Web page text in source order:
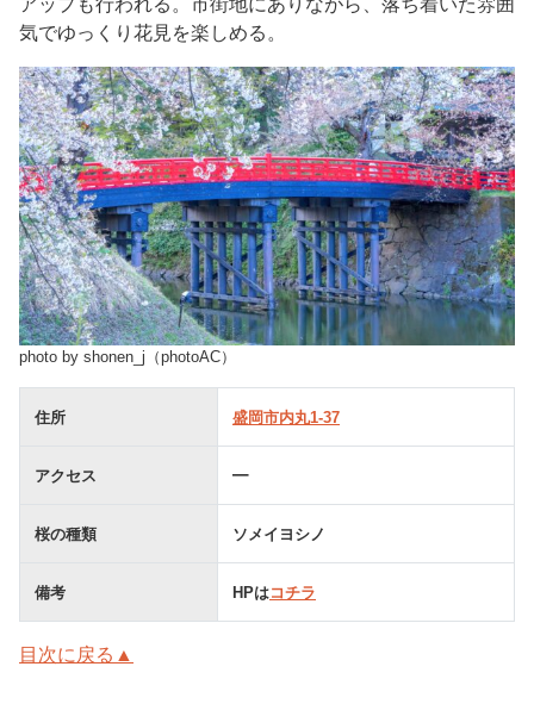
アップも行われる。市街地にありながら、落ち着いた雰囲
気でゆっくり花見を楽しめる。
photo by shonen_j（photoAC）
住所 盛岡市内丸1-37
アクセス ━
桜の種類 ソメイヨシノ
備考 HPはコチラ
目次に戻る▲